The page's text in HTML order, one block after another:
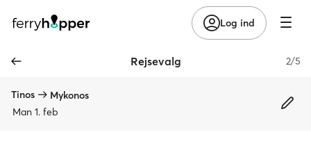
Log ind
Rejsevalg 2/5
Tinos
Mykonos
Man 1. feb